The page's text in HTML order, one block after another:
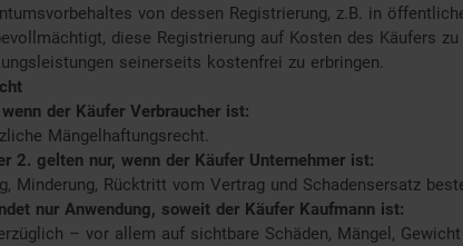
von dessen Registrierung, z.B. in
diese Registrierung auf Kosten des Käufers
seinerseits kostenfrei zu erbringen.
der Käufer Verbraucher ist:
Mängelhaftungsrecht.
2. gelten nur, wenn der Käufer Unternehmer ist:
Minderung, Rücktritt vom Vertrag und Schadensersatz
nur Anwendung, soweit der Käufer Kaufmann ist:
– vor allem auf sichtbare Schäden, Mängel,